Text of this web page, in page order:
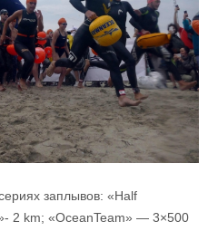
заплывов: «Half
2 km; «OceanTeam» — 3×500